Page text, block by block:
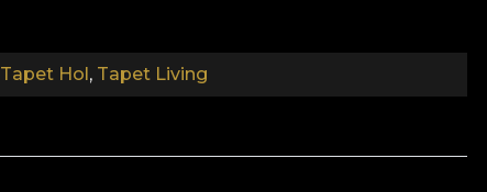
Tapet Hol , Tapet Living